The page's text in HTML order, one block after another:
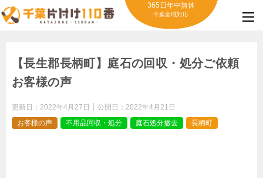
365日年中無休
千葉全域対応
【長生郡長柄町】庭石の回収・処分ご依頼
お客様の声
更新日： 2022年4月27日 公開日： 2022年4月21日
お客様の声
不用品回収・処分 庭石処分撤去 長柄町